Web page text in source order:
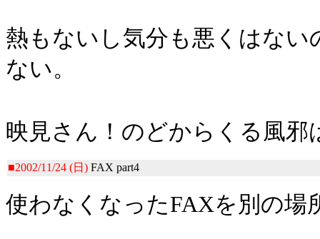
熱もないし気分も悪くはな
ない。
映見さん！のどからくる風
■2002/11/24 (日) FAX part4
使わなくなったFAXを別の場